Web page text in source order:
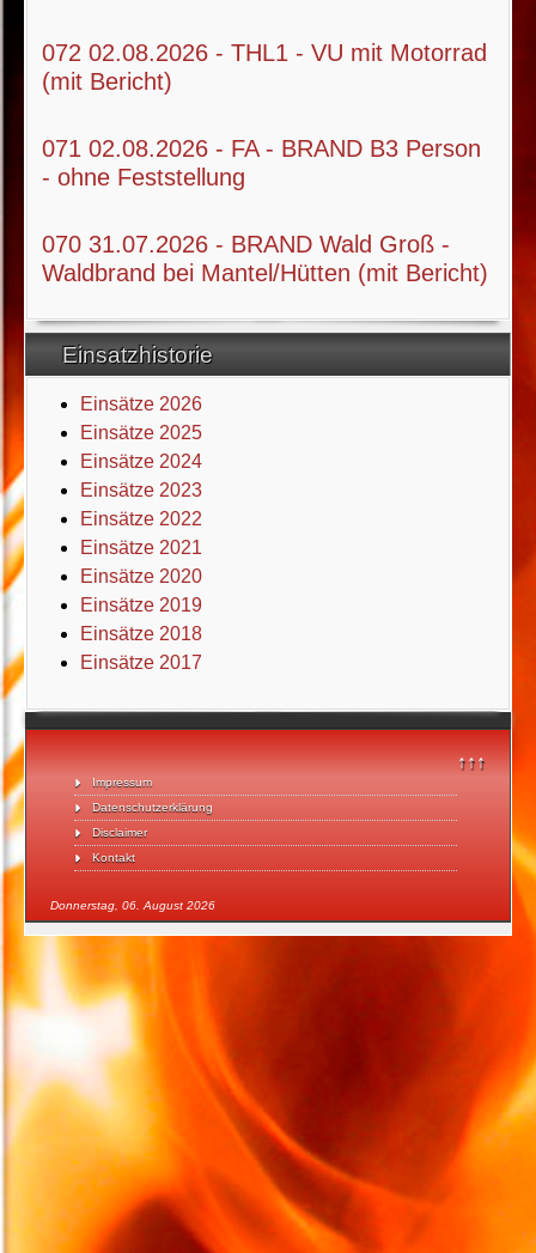
↑↑↑
Impressum
Datenschutzerklärung
Disclaimer
Kontakt
Donnerstag, 06. August 2026
072 02.08.2026 - THL1 - VU mit Motorrad
(mit Bericht)
071 02.08.2026 - FA - BRAND B3 Person
- ohne Feststellung
070 31.07.2026 - BRAND Wald Groß -
Waldbrand bei Mantel/Hütten (mit Bericht)
Einsatzhistorie
Einsätze 2026
Einsätze 2025
Einsätze 2024
Einsätze 2023
Einsätze 2022
Einsätze 2021
Einsätze 2020
Einsätze 2019
Einsätze 2018
Einsätze 2017